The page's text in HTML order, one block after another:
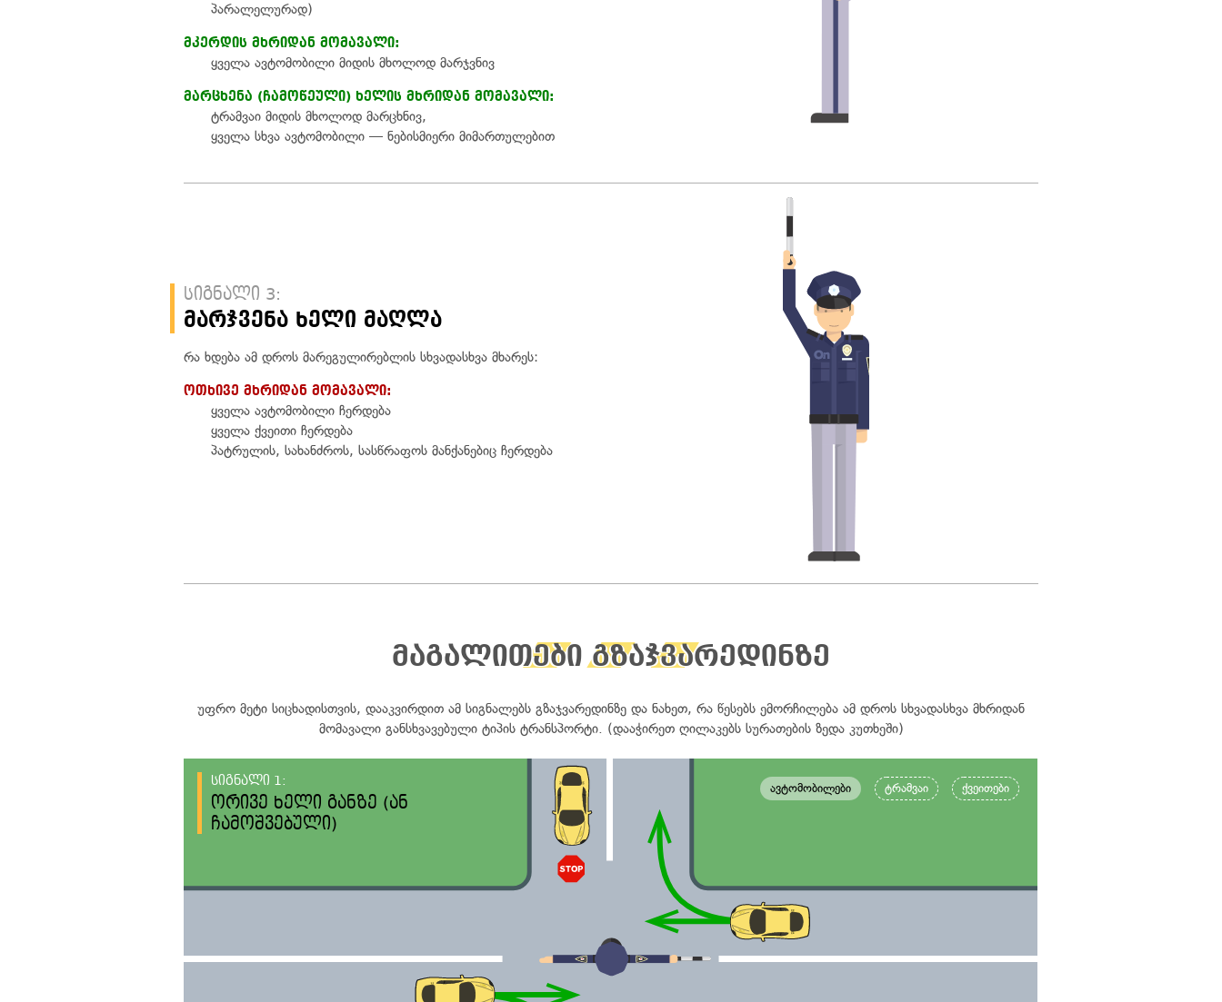
პარალელურად)
მკერდის მხრიდან მომავალი:
ყველა ავტომობილი მიდის მხოლოდ მარჯვნივ
მარცხენა (ჩამოწეული) ხელის მხრიდან მომავალი:
ტრამვაი მიდის მხოლოდ მარცხნივ,
ყველა სხვა ავტომობილი — ნებისმიერი მიმართულებით
სიგნალი 3:
მარჯვენა ხელი მაღლა
რა ხდება ამ დროს მარეგულირებლის სხვადასხვა მხარეს:
ოთხივე მხრიდან მომავალი:
ყველა ავტომობილი ჩერდება
ყველა ქვეითი ჩერდება
პატრულის, სახანძროს, სასწრაფოს მანქანებიც ჩერდება
მაგალითები გზაჯვარედინზე
უფრო მეტი სიცხადისთვის, დააკვირდით ამ სიგნალებს გზაჯვარედინზე და ნახეთ, რა წესებს ემორჩილება ამ დროს სხვადასხვა მხრიდან
მომავალი განსხვავებული ტიპის ტრანსპორტი. (დააჭირეთ ღილაკებს სურათების ზედა კუთხეში)
სიგნალი 1:
ორივე ხელი განზე (ან
ჩამოშვებული)
ავტომობილები ტრამვაი ქვეითები